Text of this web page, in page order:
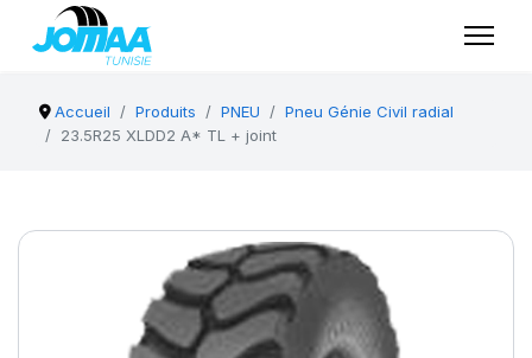
Accueil Produits PNEU
Pneu Génie Civil radial
23.5R25 XLDD2 A* TL + joint